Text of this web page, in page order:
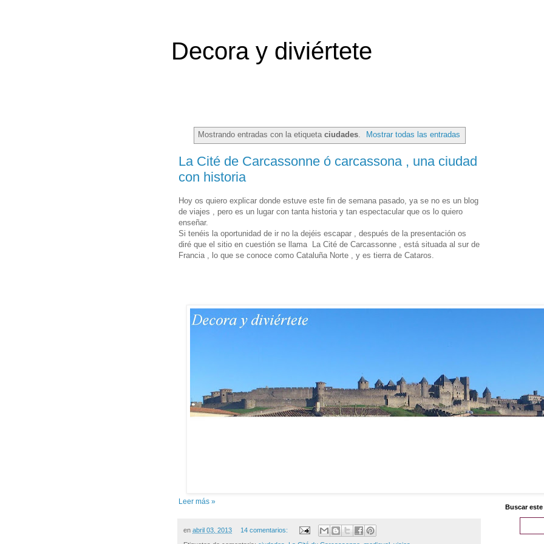
Decora y diviértete
Mostrando entradas con la etiqueta ciudades. Mostrar todas las entradas
La Cité de Carcassonne ó carcassona , una ciudad
con historia
Hoy os quiero explicar donde estuve este fin de semana pasado, ya se no es un blog
de viajes , pero es un lugar con tanta historia y tan espectacular que os lo quiero
enseñar.
Si tenéis la oportunidad de ir no la dejéis escapar , después de la presentación os
diré que el sitio en cuestión se llama La Cité de Carcassonne , está situada al sur de
Francia , lo que se conoce como Cataluña Norte , y es tierra de Cataros.
Leer más »
en abril 03, 2013 14 comentarios:
Buscar